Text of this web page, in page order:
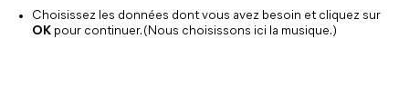
Choisissez les données dont vous avez besoin et cliquez sur
OK pour continuer. (Nous choisissons ici la musique.)